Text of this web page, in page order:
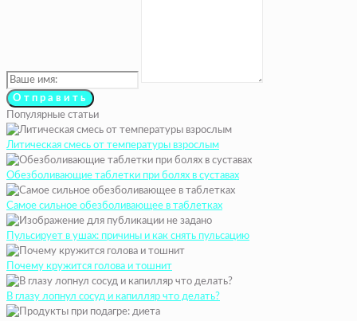
Популярные статьи
Литическая смесь от температуры взрослым
Обезболивающие таблетки при болях в суставах
Самое сильное обезболивающее в таблетках
Пульсирует в ушах: причины и как снять пульсацию
Почему кружится голова и тошнит
В глазу лопнул сосуд и капилляр что делать?